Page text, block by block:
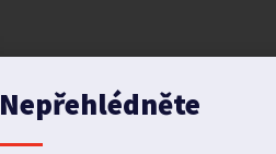
Nepřehlédněte